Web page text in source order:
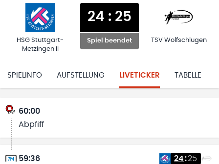
HSG Stuttgart-
Metzingen II
24 : 25
Spiel beendet TSV Wolfschlugen
SPIELINFO AUFSTELLUNG LIVETICKER TABELLE
60:00
Abpfiff
59:36 24:25